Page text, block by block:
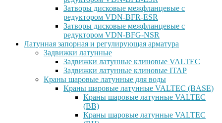
Затворы дисковые межфланцевые с
редуктором VDN-BFR-ESR
Затворы дисковые межфланцевые с
редуктором VDN-BFG-NSR
Латунная запорная и регулирующая арматура
Задвижки латунные
Задвижки латунные клиновые VALTEC
Задвижки латунные клиновые ITAP
Краны шаровые латунные для воды
Краны шаровые латунные VALTEC (BASE)
Краны шаровые латунные VALTEC
(ВВ)
Краны шаровые латунные VALTEC